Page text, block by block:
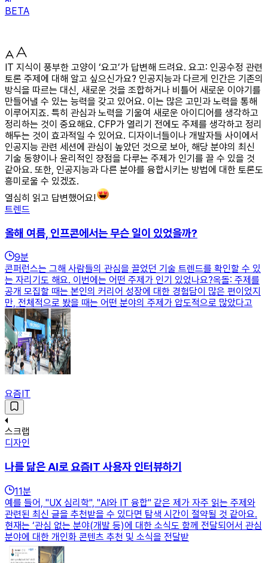
BETA
IT 지식이 풍부한 고양이 ‘요고’가 답변해 드려요. 요고: 인공수정 관련
토론 주제에 대해 알고 싶으신가요? 인공지능과 다르게 인간은 기존의
방식을 따르는 대신, 새로운 것을 조합하거나 비틀어 새로운 이야기를
만들어낼 수 있는 능력을 갖고 있어요. 이는 많은 고민과 노력을 통해
이루어지죠. 특히 관심과 노력을 기울여 새로운 아이디어를 생각하고
정리하는 것이 중요해요. CFP가 열리기 전에도 주제를 생각하고 정리
해두는 것이 효과적일 수 있어요. 디자이너들이나 개발자들 사이에서
인공지능 관련 세션에 관심이 높았던 것으로 보아, 해당 분야의 최신
기술 동향이나 윤리적인 쟝점을 다루는 주제가 인기를 끌 수 있을 것
같아요. 또한, 인공지능과 다른 분야를 융합시키는 방법에 대한 토론도
흥미로울 수 있겠죠.
열심히 읽고 답변했어요!
트렌드
올해 여름, 인프콘에서는 무슨 일이 있었을까?
9분
콘퍼런스는 그해 사람들의 관심을 끌었던 기술 트렌드를 확인할 수 있
는 자리기도 해요. 이번에는 어떤 주제가 인기 있었나요?옥돌: 주제를
공개 모집할 때는 본인의 커리어 성장에 대한 경험담이 많은 편이었지
만, 전체적으로 봤을 때는 어떤 분야의 주제가 압도적으로 많았다고
요즘IT
스크랩
디자인
나를 닮은 AI로 요즘IT 사용자 인터뷰하기
11분
예를 들어, "UX 심리학", "AI와 IT 융합" 같은 제가 자주 읽는 주제와
관련된 최신 글을 추천받을 수 있다면 탐색 시간이 절약될 것 같아요.
현재는 ‘관심 없는 분야(개발 등)에 대한 소식도 함께 전달되어서 관심
분야에 대한 개인화 콘텐츠 추천 및 소식을 전달받